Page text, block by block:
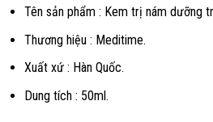
Tên sản phẩm : Kem trị nám dưỡng
Thương hiệu : Meditime.
Xuất xứ : Hàn Quốc.
Dung tích : 50ml.